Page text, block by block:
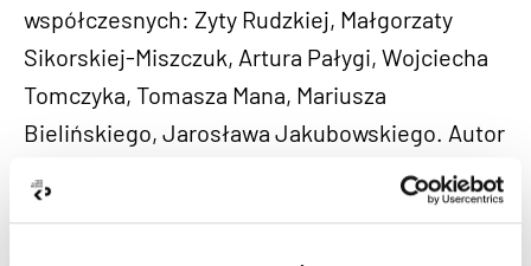
współczesnych: Zyty Rudzkiej, Małgorzaty
Sikorskiej-Miszczuk, Artura Pałygi, Wojciecha
Tomczyka, Tomasza Mana, Mariusza
Bielińskiego, Jarosława Jakubowskiego. Autor
antologii dramatu polskiego “Trans/formacja”,
twórca serii “Dramat Polski. Reaktywacja” W